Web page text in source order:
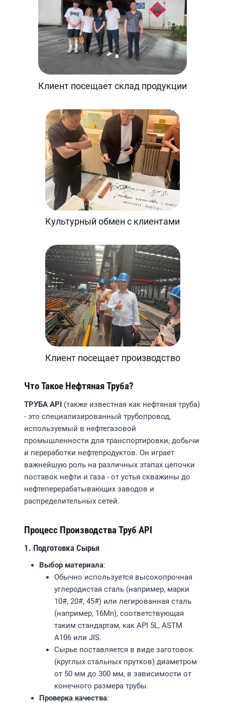
Клиент посещает склад продукции
Культурный обмен с клиентами
Клиент посещает производство
Что Такое Нефтяная Труба?
ТРУБА API (также известная как нефтяная труба)
- это специализированный трубопровод,
используемый в нефтегазовой
промышленности для транспортировки, добычи
и переработки нефтепродуктов. Он играет
важнейшую роль на различных этапах цепочки
поставок нефти и газа - от устья скважины до
нефтеперерабатывающих заводов и
распределительных сетей.
Процесс Производства Труб API
1. Подготовка Сырья
Выбор материала:
Обычно используется высокопрочная
углеродистая сталь (например, марки
10#, 20#, 45#) или легированная сталь
(например, 16Mn), соответствующая
таким стандартам, как API 5L, ASTM
A106 или JIS.
Сырье поставляется в виде заготовок
(круглых стальных прутков) диаметром
от 50 мм до 300 мм, в зависимости от
конечного размера трубы.
Проверка качества: